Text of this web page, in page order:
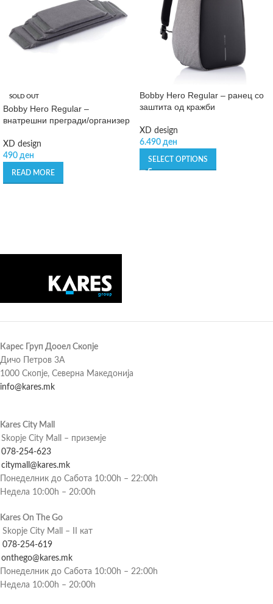
SOLD OUT
Bobby Hero Regular –
внатрешни прегради/организер
XD design
490 ден
READ MORE
Bobby Hero Regular – ранец со
заштита од кражби
XD design
6.490 ден
SELECT OPTIONS
Карес Груп Дооел Скопје
Дичо Петров 3А
1000 Скопје, Северна Македонија
info@kares.mk
Kares City Mall
Skopje City Mall – приземје
078-254-623
citymall@kares.mk
Понеделник до Сабота 10:00h – 22:00h
Недела 10:00h – 20:00h
Kares On The Go
Skopje City Mall – II кат
078-254-619
onthego@kares.mk
Понеделник до Сабота 10:00h – 22:00h
Недела 10:00h – 20:00h